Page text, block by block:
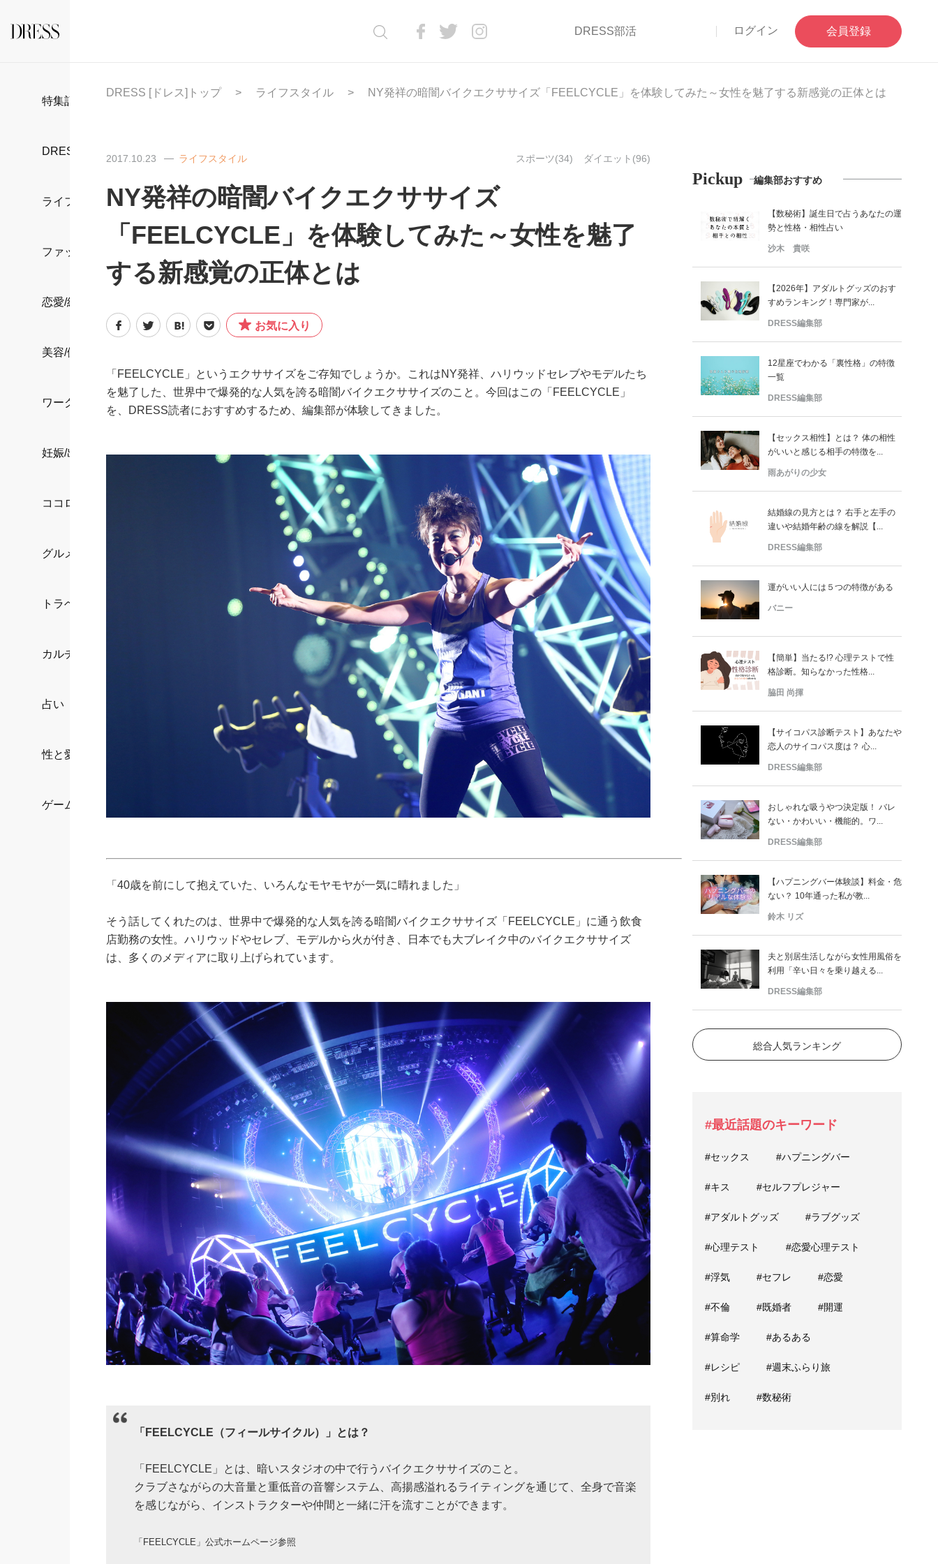
DRESS部活 ログイン 会員登録
特集記事
DRESS部活
ライフスタイル
ファッション
恋愛/結婚/離婚
美容/健康
ワークスタイル
妊娠/出産/家族
ココロ/カラダ
グルメ
トラベル
カルチャー/エンタメ
占い
性と愛
ゲーム
DRESS [ドレス]トップ ライフスタイル NY発祥の暗闇バイクエクササイズ「FEELCYCLE」を体験してみた～女性を魅了する新感覚の正体とは
2017.10.23 ライフスタイル スポーツ(34) ダイエット(96)
NY発祥の暗闇バイクエクササイズ
「FEELCYCLE」を体験してみた～女性を魅了
する新感覚の正体とは
お気に入り
「FEELCYCLE」というエクササイズをご存知でしょうか。これはNY発祥、ハリウッドセレブやモデルたち
を魅了した、世界中で爆発的な人気を誇る暗闇バイクエクササイズのこと。今回はこの「FEELCYCLE」
を、DRESS読者におすすめするため、編集部が体験してきました。
「40歳を前にして抱えていた、いろんなモヤモヤが一気に晴れました」
そう話してくれたのは、世界中で爆発的な人気を誇る暗闇バイクエクササイズ「FEELCYCLE」に通う飲食
店勤務の女性。ハリウッドやセレブ、モデルから火が付き、日本でも大ブレイク中のバイクエクササイズ
は、多くのメディアに取り上げられています。
「FEELCYCLE（フィールサイクル）」とは？
「FEELCYCLE」とは、暗いスタジオの中で行うバイクエクササイズのこと。
クラブさながらの大音量と重低音の音響システム、高揚感溢れるライティングを通じて、全身で音楽
を感じながら、インストラクターや仲間と一緒に汗を流すことができます。
「FEELCYCLE」公式ホームページ参照
Pickup 編集部おすすめ
【数秘術】誕生日で占うあなたの運
勢と性格・相性占い
沙木 貴咲
【2026年】アダルトグッズのおす
すめランキング！専門家が...
DRESS編集部
12星座でわかる「裏性格」の特徴
一覧
DRESS編集部
【セックス相性】とは？ 体の相性
がいいと感じる相手の特徴を...
雨あがりの少女
結婚線の見方とは？ 右手と左手の
違いや結婚年齢の線を解説【...
DRESS編集部
運がいい人には５つの特徴がある
バニー
【簡単】当たる!? 心理テストで性
格診断。知らなかった性格...
脇田 尚揮
【サイコパス診断テスト】あなたや
恋人のサイコパス度は？ 心...
DRESS編集部
おしゃれな吸うやつ決定版！ バレ
ない・かわいい・機能的。ワ...
DRESS編集部
【ハプニングバー体験談】料金・危
ない？ 10年通った私が教...
鈴木 リズ
夫と別居生活しながら女性用風俗を
利用「辛い日々を乗り越える...
DRESS編集部
総合人気ランキング
#最近話題のキーワード
#セックス #ハプニングバー
#キス #セルフプレジャー
#アダルトグッズ #ラブグッズ
#心理テスト #恋愛心理テスト
#浮気 #セフレ #恋愛
#不倫 #既婚者 #開運
#算命学 #あるある
#レシピ #週末ふらり旅
#別れ #数秘術